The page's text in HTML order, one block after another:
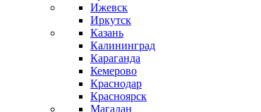
Ижевск
Иркутск
Казань
Калининград
Караганда
Кемерово
Краснодар
Красноярск
Магадан